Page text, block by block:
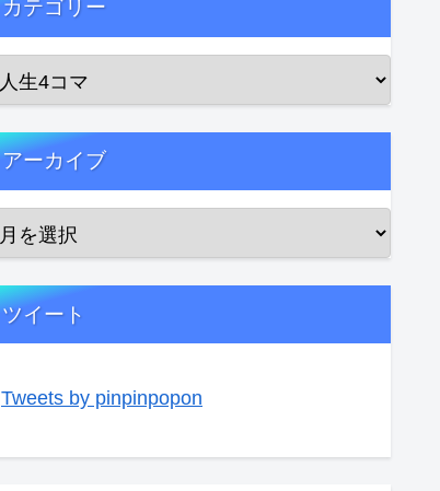
カテゴリー
アーカイブ
ツイート
Tweets by pinpinpopon